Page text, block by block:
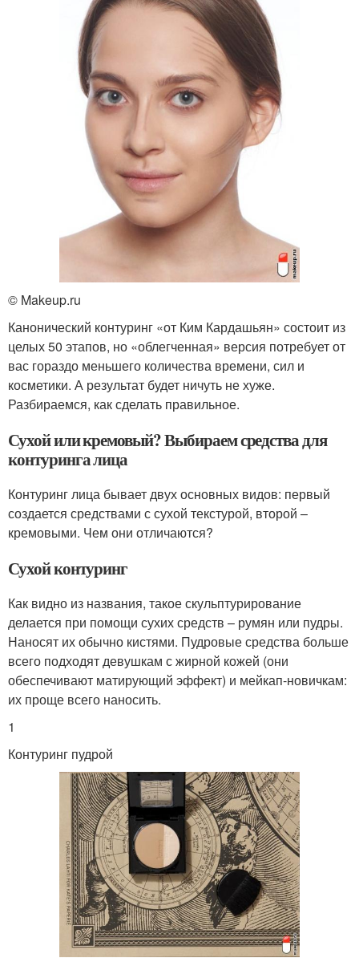
© Makeup.ru
Канонический контуринг «от Ким Кардашьян» состоит из
целых 50 этапов, но «облегченная» версия потребует от
вас гораздо меньшего количества времени, сил и
косметики. А результат будет ничуть не хуже.
Разбираемся, как сделать правильное.
Сухой или кремовый? Выбираем средства для
контуринга лица
Контуринг лица бывает двух основных видов: первый
создается средствами с сухой текстурой, второй –
кремовыми. Чем они отличаются?
Сухой контуринг
Как видно из названия, такое скульптурирование
делается при помощи сухих средств – румян или пудры.
Наносят их обычно кистями. Пудровые средства больше
всего подходят девушкам с жирной кожей (они
обеспечивают матирующий эффект) и мейкап-новичкам:
их проще всего наносить.
1
Контуринг пудрой